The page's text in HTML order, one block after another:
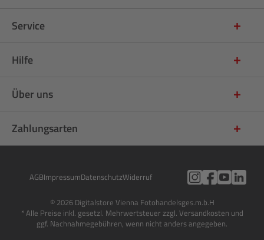
Service
Hilfe
Über uns
Zahlungsarten
AGBImpressumDatenschutzWiderruf
© 2026 Digitalstore Vienna Fotohandelsges.m.b.H
* Alle Preise inkl. gesetzl. Mehrwertsteuer zzgl. Versandkosten und
ggf. Nachnahmegebühren, wenn nicht anders angegeben.